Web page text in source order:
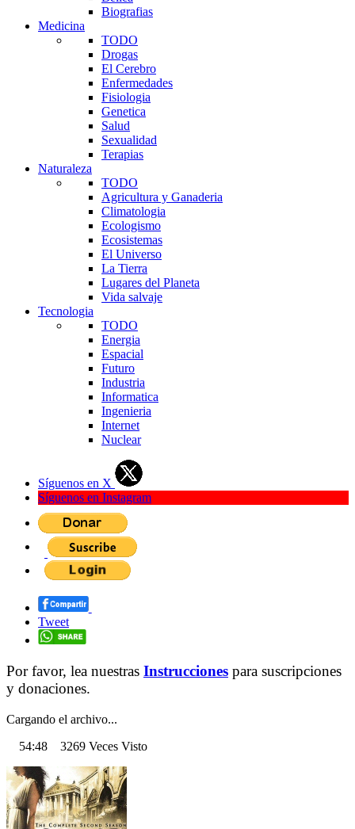
Biografias
Medicina
TODO
Drogas
El Cerebro
Enfermedades
Fisiologia
Genetica
Salud
Sexualidad
Terapias
Naturaleza
TODO
Agricultura y Ganaderia
Climatologia
Ecologismo
Ecosistemas
El Universo
La Tierra
Lugares del Planeta
Vida salvaje
Tecnologia
TODO
Energia
Espacial
Futuro
Industria
Informatica
Ingenieria
Internet
Nuclear
Síguenos en X
Síguenos en Instagram
Tweet
Por favor, lea nuestras Instrucciones para suscripciones
y donaciones.
Cargando el archivo...
54:48 3269 Veces Visto